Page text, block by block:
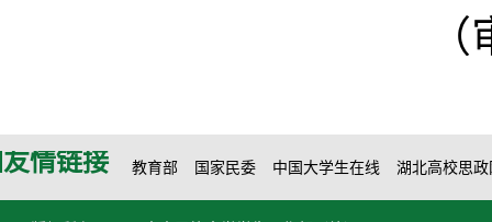
友情链接 教育部 国家民委 中国大学生在线 湖北高校思政